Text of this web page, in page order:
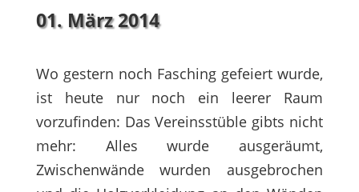
01. März 2014
Wo gestern noch Fasching gefeiert wurde,
ist heute nur noch ein leerer Raum
vorzufinden: Das Vereinsstüble gibts nicht
mehr: Alles wurde ausgeräumt,
Zwischenwände wurden ausgebrochen